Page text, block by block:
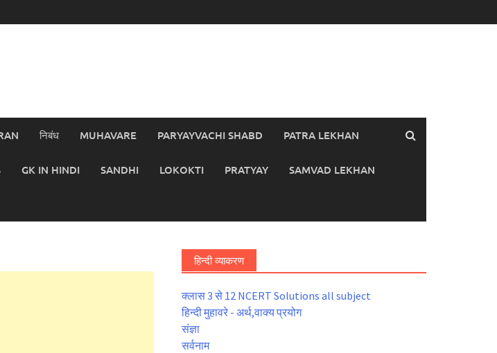
निबंध MUHAVARE PARYAYVACHI SHABD PATRA LEKHAN
GK IN HINDI SANDHI LOKOKTI PRATYAY SAMVAD LEKHAN
हिन्दी व्याकरण
क्लास 3 से 12 NCERT Solutions all subject
हिन्दी मुहावरे - अर्थ,वाक्य प्रयोग
संज्ञा
सर्वनाम